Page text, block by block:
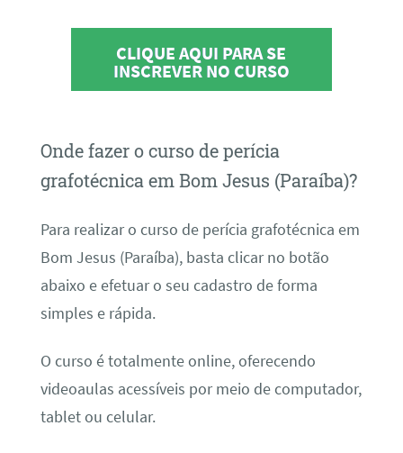
CLIQUE AQUI PARA SE
INSCREVER NO CURSO
Onde fazer o curso de perícia
grafotécnica em Bom Jesus (Paraíba)?
Para realizar o curso de perícia grafotécnica em
Bom Jesus (Paraíba), basta clicar no botão
abaixo e efetuar o seu cadastro de forma
simples e rápida.
O curso é totalmente online, oferecendo
videoaulas acessíveis por meio de computador,
tablet ou celular.